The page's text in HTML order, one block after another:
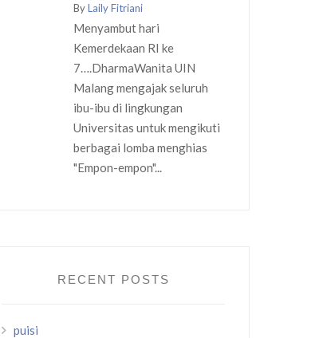
ByLaily Fitriani
Menyambut hari
Kemerdekaan RI ke
7….DharmaWanita UIN
Malang mengajak seluruh
ibu-ibu di lingkungan
Universitas untuk mengikuti
berbagai lomba menghias
"Empon-empon"...
RECENT POSTS
puisi